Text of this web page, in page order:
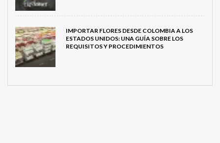
IMPORTAR FLORES DESDE COLOMBIA A LOS
ESTADOS UNIDOS: UNA GUÍA SOBRE LOS
REQUISITOS Y PROCEDIMIENTOS